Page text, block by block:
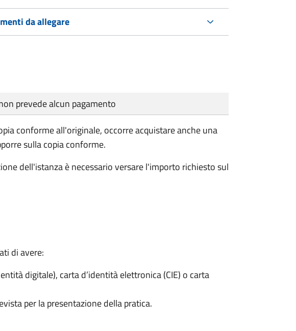
da allegare
prevede alcun pagamento
conforme all'originale, occorre acquistare anche una
sulla copia conforme.
dell'istanza è necessario versare l'importo richiesto sul
di avere:
digitale), carta d’identità elettronica (CIE) o carta
per la presentazione della pratica.